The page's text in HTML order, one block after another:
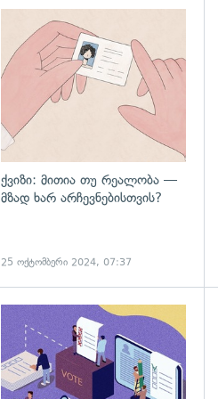
ქვიზი: მითია თუ რეალობა —
მზად ხარ არჩევნებისთვის?
25 ოქტომბერი 2024, 07:37